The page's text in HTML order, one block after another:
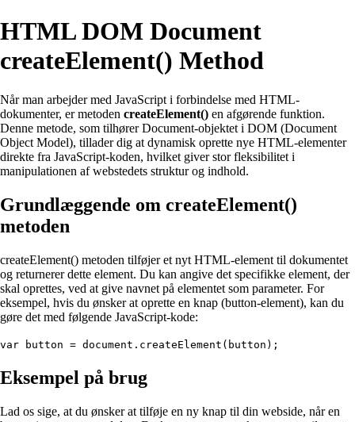
HTML DOM Document
createElement() Method
Når man arbejder med JavaScript i forbindelse med HTML-
dokumenter, er metoden createElement() en afgørende funktion.
Denne metode, som tilhører Document-objektet i DOM (Document
Object Model), tillader dig at dynamisk oprette nye HTML-elementer
direkte fra JavaScript-koden, hvilket giver stor fleksibilitet i
manipulationen af webstedets struktur og indhold.
Grundlæggende om createElement()
metoden
createElement() metoden tilføjer et nyt HTML-element til dokumentet
og returnerer dette element. Du kan angive det specifikke element, der
skal oprettes, ved at give navnet på elementet som parameter. For
eksempel, hvis du ønsker at oprette en knap (button-element), kan du
gøre det med følgende JavaScript-kode:
var button = document.createElement(button);
Eksempel på brug
Lad os sige, at du ønsker at tilføje en ny knap til din webside, når en